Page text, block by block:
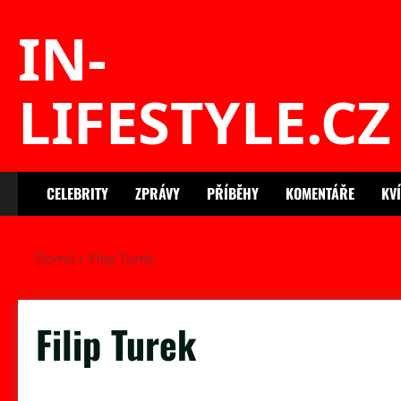
IN-
LIFESTYLE.CZ
CELEBRITY ZPRÁVY PŘÍBĚHY KOMENTÁŘE
Domů Filip Turek
Filip Turek